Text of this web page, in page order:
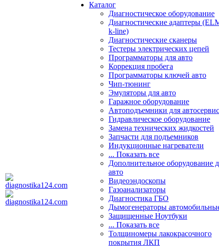
Каталог
Диагностическое оборудование
Диагностические адаптеры
k-line)
Диагностические сканеры
Тестеры электрических цепей
Программаторы для авто
Коррекция пробега
Программаторы ключей авто
Чип-тюнинг
Эмуляторы для авто
Гаражное оборудование
Автоподъемники для
Гидравлическое оборудование
Замена технических жидкостей
Запчасти для подъемников
Индукционные нагреватели
... Показать все
Дополнительное оборудование
авто
Видеоэндоскопы
Газоанализаторы
Диагностика ГБО
Дымогенераторы
Защищенные Ноутбуки
... Показать все
Толщиномеры лакокрасочного
покрытия ЛКП